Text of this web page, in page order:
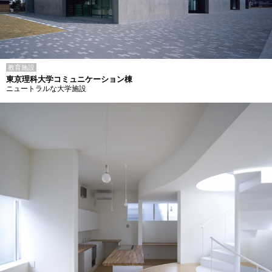
教育施設
東京理科大学コミュニケーション棟
ニュートラルな大学施設